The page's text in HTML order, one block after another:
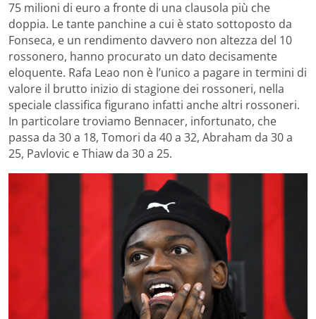
75 milioni di euro a fronte di una clausola più che
doppia. Le tante panchine a cui è stato sottoposto da
Fonseca, e un rendimento davvero non altezza del 10
rossonero, hanno procurato un dato decisamente
eloquente. Rafa Leao non è l’unico a pagare in termini di
valore il brutto inizio di stagione dei rossoneri, nella
speciale classifica figurano infatti anche altri rossoneri.
In particolare troviamo Bennacer, infortunato, che
passa da 30 a 18, Tomori da 40 a 32, Abraham da 30 a
25, Pavlovic e Thiaw da 30 a 25.